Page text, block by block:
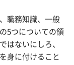
職務知識、一般
5つについての領
はないにしろ、
身に付けること